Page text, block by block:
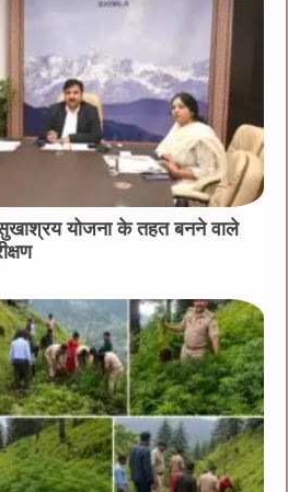
योजना के तहत बनने वाले